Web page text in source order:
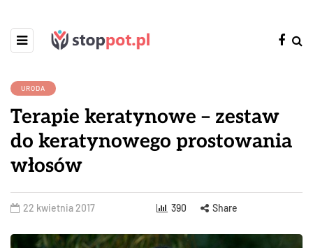
URODA
Terapie keratynowe – zestaw
do keratynowego prostowania
włosów
22 kwietnia 2017 390 Share